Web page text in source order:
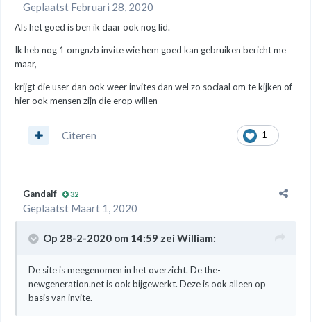
Geplaatst Februari 28, 2020
Als het goed is ben ik daar ook nog lid.
Ik heb nog 1 omgnzb invite wie hem goed kan gebruiken bericht me
maar,
krijgt die user dan ook weer invites dan wel zo sociaal om te kijken of
hier ook mensen zijn die erop willen
1
Citeren
Gandalf 32
Geplaatst Maart 1, 2020
Op 28-2-2020 om 14:59 zei William:
De site is meegenomen in het overzicht. De the-
newgeneration.net is ook bijgewerkt. Deze is ook alleen op
basis van invite.